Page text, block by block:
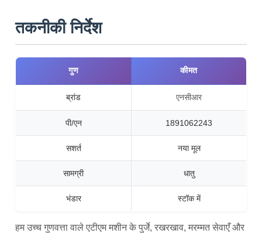
तकनीकी निर्देश
गुण कीमत
ब्रांड एनसीआर
पी/एन 1891062243
सशर्त नया मूल
सामग्री धातु
भंडार स्टॉक में
हम उच्च गुणवत्ता वाले एटीएम मशीन के पुर्जे, रखरखाव, मरम्मत सेवाएँ और